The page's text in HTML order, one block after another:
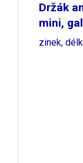
Držák
mini,
zinek,